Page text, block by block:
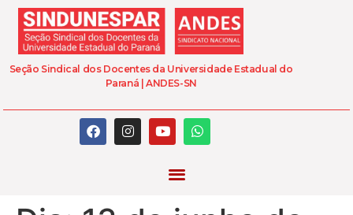
Seção Sindical dos Docentes da Universidade Estadual do
Paraná | ANDES-SN